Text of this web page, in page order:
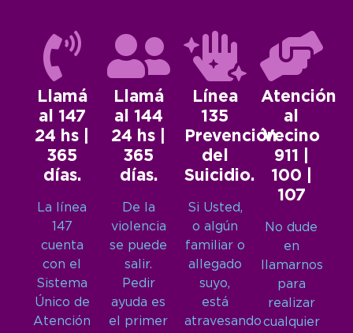
Llamá
al 147
24 hs |
365
días.
La línea
147
cuenta
con el
Sistema
Único de
Atención
Llamá
al 144
24 hs |
365
días.
De la
violencia
se puede
salir.
Pedir
ayuda es
el primer
Línea
135
Prevención
del
Suicidio.
Si Usted,
o algún
familiar o
allegado
suyo,
está
atravesando
Atención
al
Vecino
911 |
100 |
107
No dude
en
llamarnos
para
realizar
cualquier